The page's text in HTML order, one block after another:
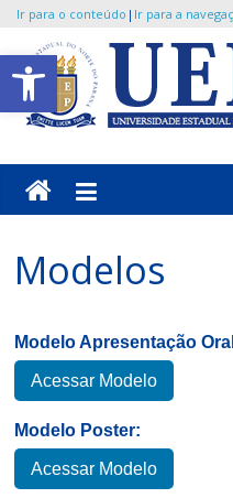
Abrir a barra de ferramentas
Ir para o conteúdo | Ir para a
para
conteúdo
UENP
/
Portal
Eventos
da
Universidade
Modelos
Modelo Apresentação
Acessar Modelo
Modelo Poster:
Acessar Modelo